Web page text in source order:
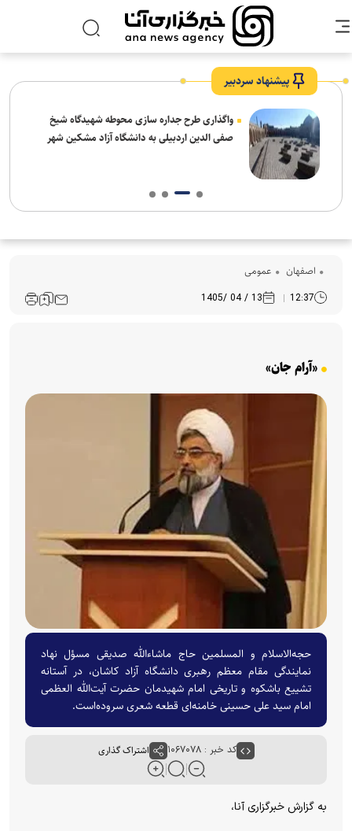
پیشنهاد سردبیر
واگذاری طرح جداره سازی محوطه شهیدگاه شیخ
صفی الدین اردبیلی به دانشگاه آزاد مشکین شهر
اصفهان عمومی
12:37
13 / 04 /1405
«آرام جان»
حجه‌الاسلام و المسلمین حاج ماشاءالله صدیقی مسؤل نهاد
نمایندگی مقام معظم رهبری دانشگاه آزاد کاشان، در آستانه
تشییع باشکوه و تاریخی امام شهیدمان حضرت آیت‌الله العظمی
امام سید علی حسینی خامنه‌ای قطعه شعری سروده‌است.
کد خبر : ۱۰۶۷۰۷۸ اشتراک گذاری
به گزارش خبرگزاری آنا،